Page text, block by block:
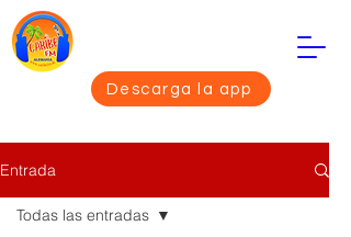
Descarga la app
Entrada
Todas las entradas